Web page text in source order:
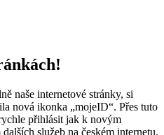
naše internetové stránky, si
nová ikonka „mojeID“. Přes tuto
přihlásit jak k novým
služeb na českém internetu.